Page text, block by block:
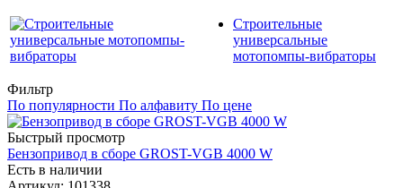
Строительные
универсальные
мотопомпы-вибраторы
Фильтр
По популярности По алфавиту По цене
Быстрый просмотр
Бензопривод в сборе GROST-VGB 4000 W
Есть в наличии